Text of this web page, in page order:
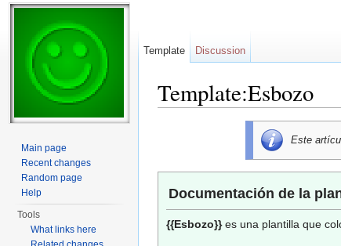
Template:Esbozo
Este
Documentación de la
{{Esbozo}}es una plantilla que
Template Discussion
Main page
Recent changes
Random page
Help
Tools
What links here